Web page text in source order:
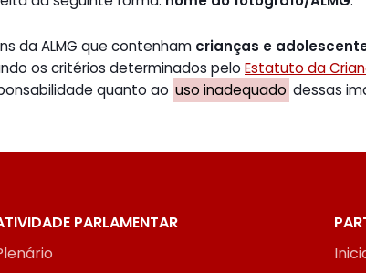
da ALMG que contenham crianças e
os critérios determinados pelo Estatuto da
quanto ao uso inadequado dessas
PARLAMENTAR